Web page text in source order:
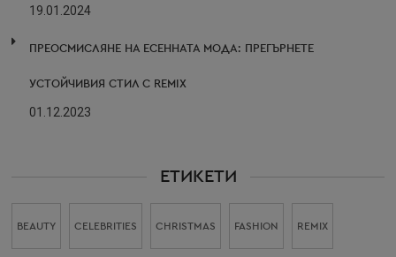
19.01.2024
ПРЕОСМИСЛЯНЕ НА ЕСЕННАТА МОДА: ПРЕГЪРНЕТЕ
УСТОЙЧИВИЯ СТИЛ С REMIX
01.12.2023
ЕТИКЕТИ
BEAUTY CELEBRITIES CHRISTMAS FASHION REMIX